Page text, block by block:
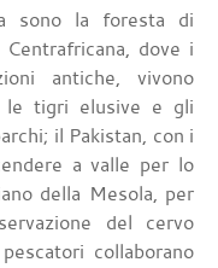
sono la foresta di
dove i
antiche, vivono
le tigri elusive e gli
il Pakistan, con i
a valle per lo
della Mesola, per
del cervo
collaborano